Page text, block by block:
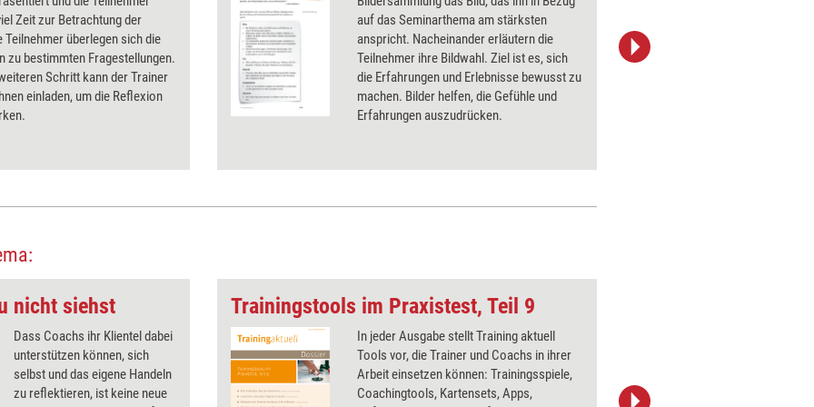
Zeit zur Betrachtung der
Teilnehmer überlegen sich die
zu bestimmten Fragestellungen.
Schritt kann der Trainer
einladen, um die Reflexion
auf das Seminarthema am stärksten
anspricht. Nacheinander erläutern die
Teilnehmer ihre Bildwahl. Ziel ist es, sich
die Erfahrungen und Erlebnisse bewusst zu
machen. Bilder helfen, die Gefühle und
Erfahrungen auszudrücken.
nicht siehst
Dass Coachs ihr Klientel dabei
unterstützen können, sich
selbst und das eigene Handeln
zu reflektieren, ist keine neue
Trainingstools im Praxistest, Teil 9
In jeder Ausgabe stellt Training aktuell
Tools vor, die Trainer und Coachs in ihrer
Arbeit einsetzen können: Trainingsspiele,
Coachingtools, Kartensets, Apps,